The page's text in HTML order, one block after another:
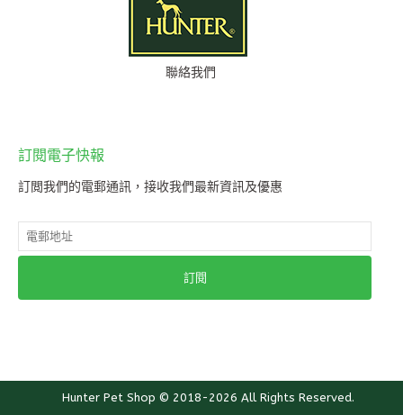
聯絡我們
訂閱電子快報
訂閲我們的電郵通訊，接收我們最新資訊及優惠
訂閱
Hunter Pet Shop © 2018-2026 All Rights Reserved.